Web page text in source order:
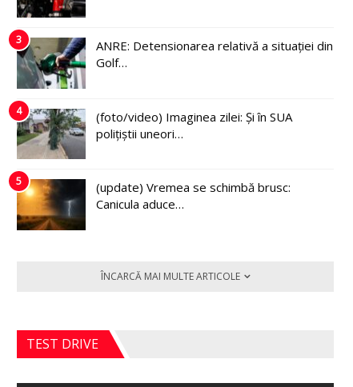
3
ANRE: Detensionarea relativă a situației din
Golf…
4
(foto/video) Imaginea zilei: Și în SUA
polițiștii uneori…
5
(update) Vremea se schimbă brusc:
Canicula aduce…
ÎNCARCĂ MAI MULTE ARTICOLE
TEST DRIVE